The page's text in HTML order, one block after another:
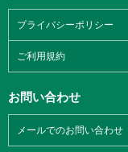
プライバシーポリシー
ご利用規約
お問い合わせ
メールでのお問い合わせ